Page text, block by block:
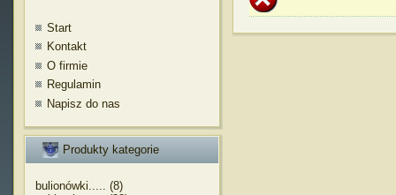
Start
Kontakt
O firmie
Regulamin
Napisz do nas
Produkty kategorie
bulionówki..... (8)